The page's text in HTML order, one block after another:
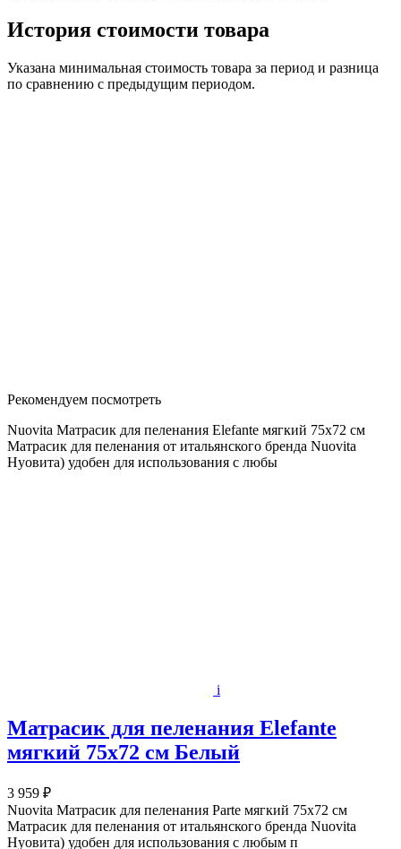
История стоимости товара
Указана минимальная стоимость товара за период и разница
по сравнению с предыдущим периодом.
Рекомендуем посмотреть
Nuovita Матрасик для пеленания Elefante мягкий 75х72 см
Матрасик для пеленания от итальянского бренда Nuovita
Нуовита) удобен для использования с любы
i
Матрасик для пеленания Elefante
мягкий 75х72 см Белый
3 959 ₽
Nuovita Матрасик для пеленания Parte мягкий 75х72 см
Матрасик для пеленания от итальянского бренда Nuovita
Нуовита) удобен для использования с любым п